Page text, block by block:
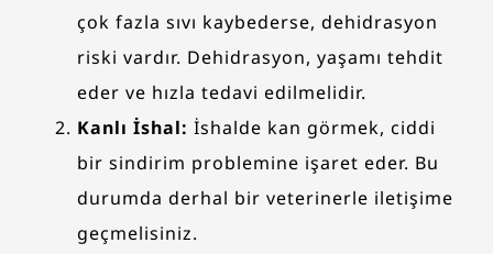
çok fazla sıvı kaybederse, dehidrasyon
riski vardır. Dehidrasyon, yaşamı tehdit
eder ve hızla tedavi edilmelidir.
Kanlı İshal: İshalde kan görmek, ciddi
bir sindirim problemine işaret eder. Bu
durumda derhal bir veterinerle iletişime
geçmelisiniz.